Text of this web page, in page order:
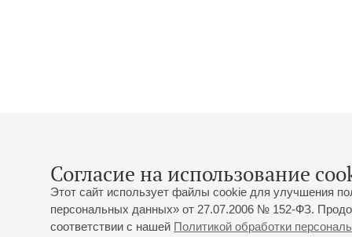
Согласие на использование
Этот сайт использует файлы cookie для улучшения
персональных данных» от 27.07.2006 № 152-ФЗ.
соответствии с нашей Политикой обработки